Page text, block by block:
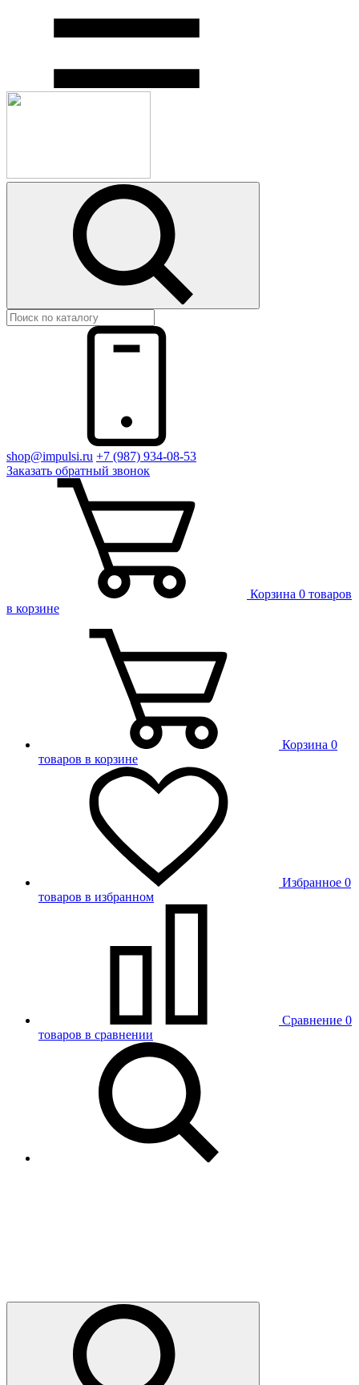
shop@impulsi.ru +7 (987) 934-08-53
Заказать обратный звонок
Корзина 0 товаров
в корзине
Корзина 0
товаров в корзине
Избранное 0
товаров в избранном
Сравнение 0
товаров в сравнении